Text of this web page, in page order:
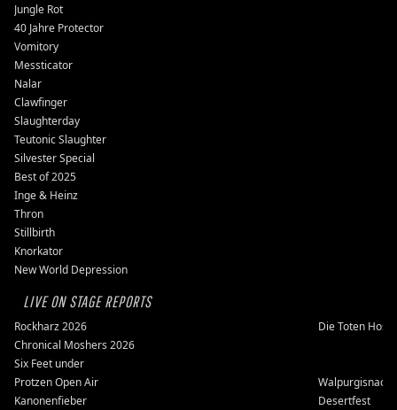
Jungle Rot
40 Jahre Protector
Vomitory
Messticator
Nalar
Clawfinger
Slaughterday
Teutonic Slaughter
Silvester Special
Best of 2025
Inge & Heinz
Thron
Stillbirth
Knorkator
New World Depression
LIVE ON STAGE REPORTS
Rockharz 2026
Die Toten
Chronical Moshers 2026
Six Feet under
Protzen Open Air
Walpurgisnacht
Kanonenfieber
Desertfest